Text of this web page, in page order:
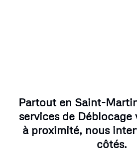
Partout en Saint-
services de
à proximité, nous
côtés.